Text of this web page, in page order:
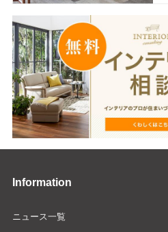
Information
ニュース一覧